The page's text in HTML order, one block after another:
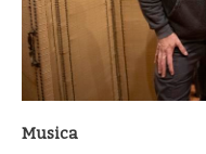
Musica